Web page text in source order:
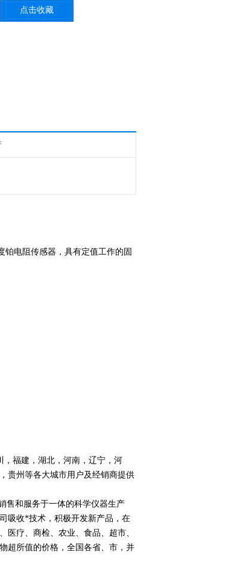
点击收藏
铂电阻传感器，具有定值工作的固
福建，湖北，河南，辽宁，河
贵州等各大城市用户及经销商提供
售和服务于一体的科学仪器生产
吸收*技术，积极开发新产品，在
医疗、商检、农业、食品、超市、
超所值的价格，全国各省、市，并